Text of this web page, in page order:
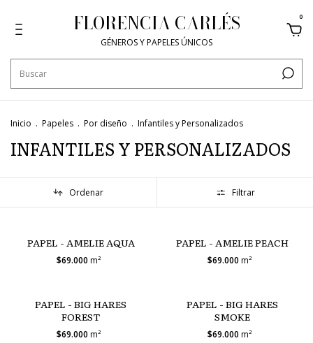
FLORENCIA CARLÉS
GÉNEROS Y PAPELES ÚNICOS
0
Inicio . Papeles . Por diseño . Infantiles y Personalizados
INFANTILES Y PERSONALIZADOS
Ordenar Filtrar
PAPEL - AMELIE AQUA
$69.000 m²
PAPEL - AMELIE PEACH
$69.000m²
PAPEL - BIG HARES
FOREST
$69.000 m²
PAPEL - BIG HARES
SMOKE
$69.000m²